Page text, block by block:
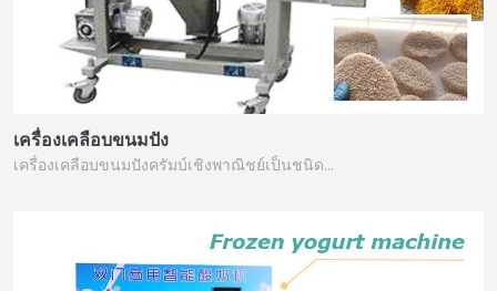
เครื่องเคลือบขนมปัง
เครื่องเคลือบขนมปังครัมบ์เชิงพาณิชย์เป็นชนิด…